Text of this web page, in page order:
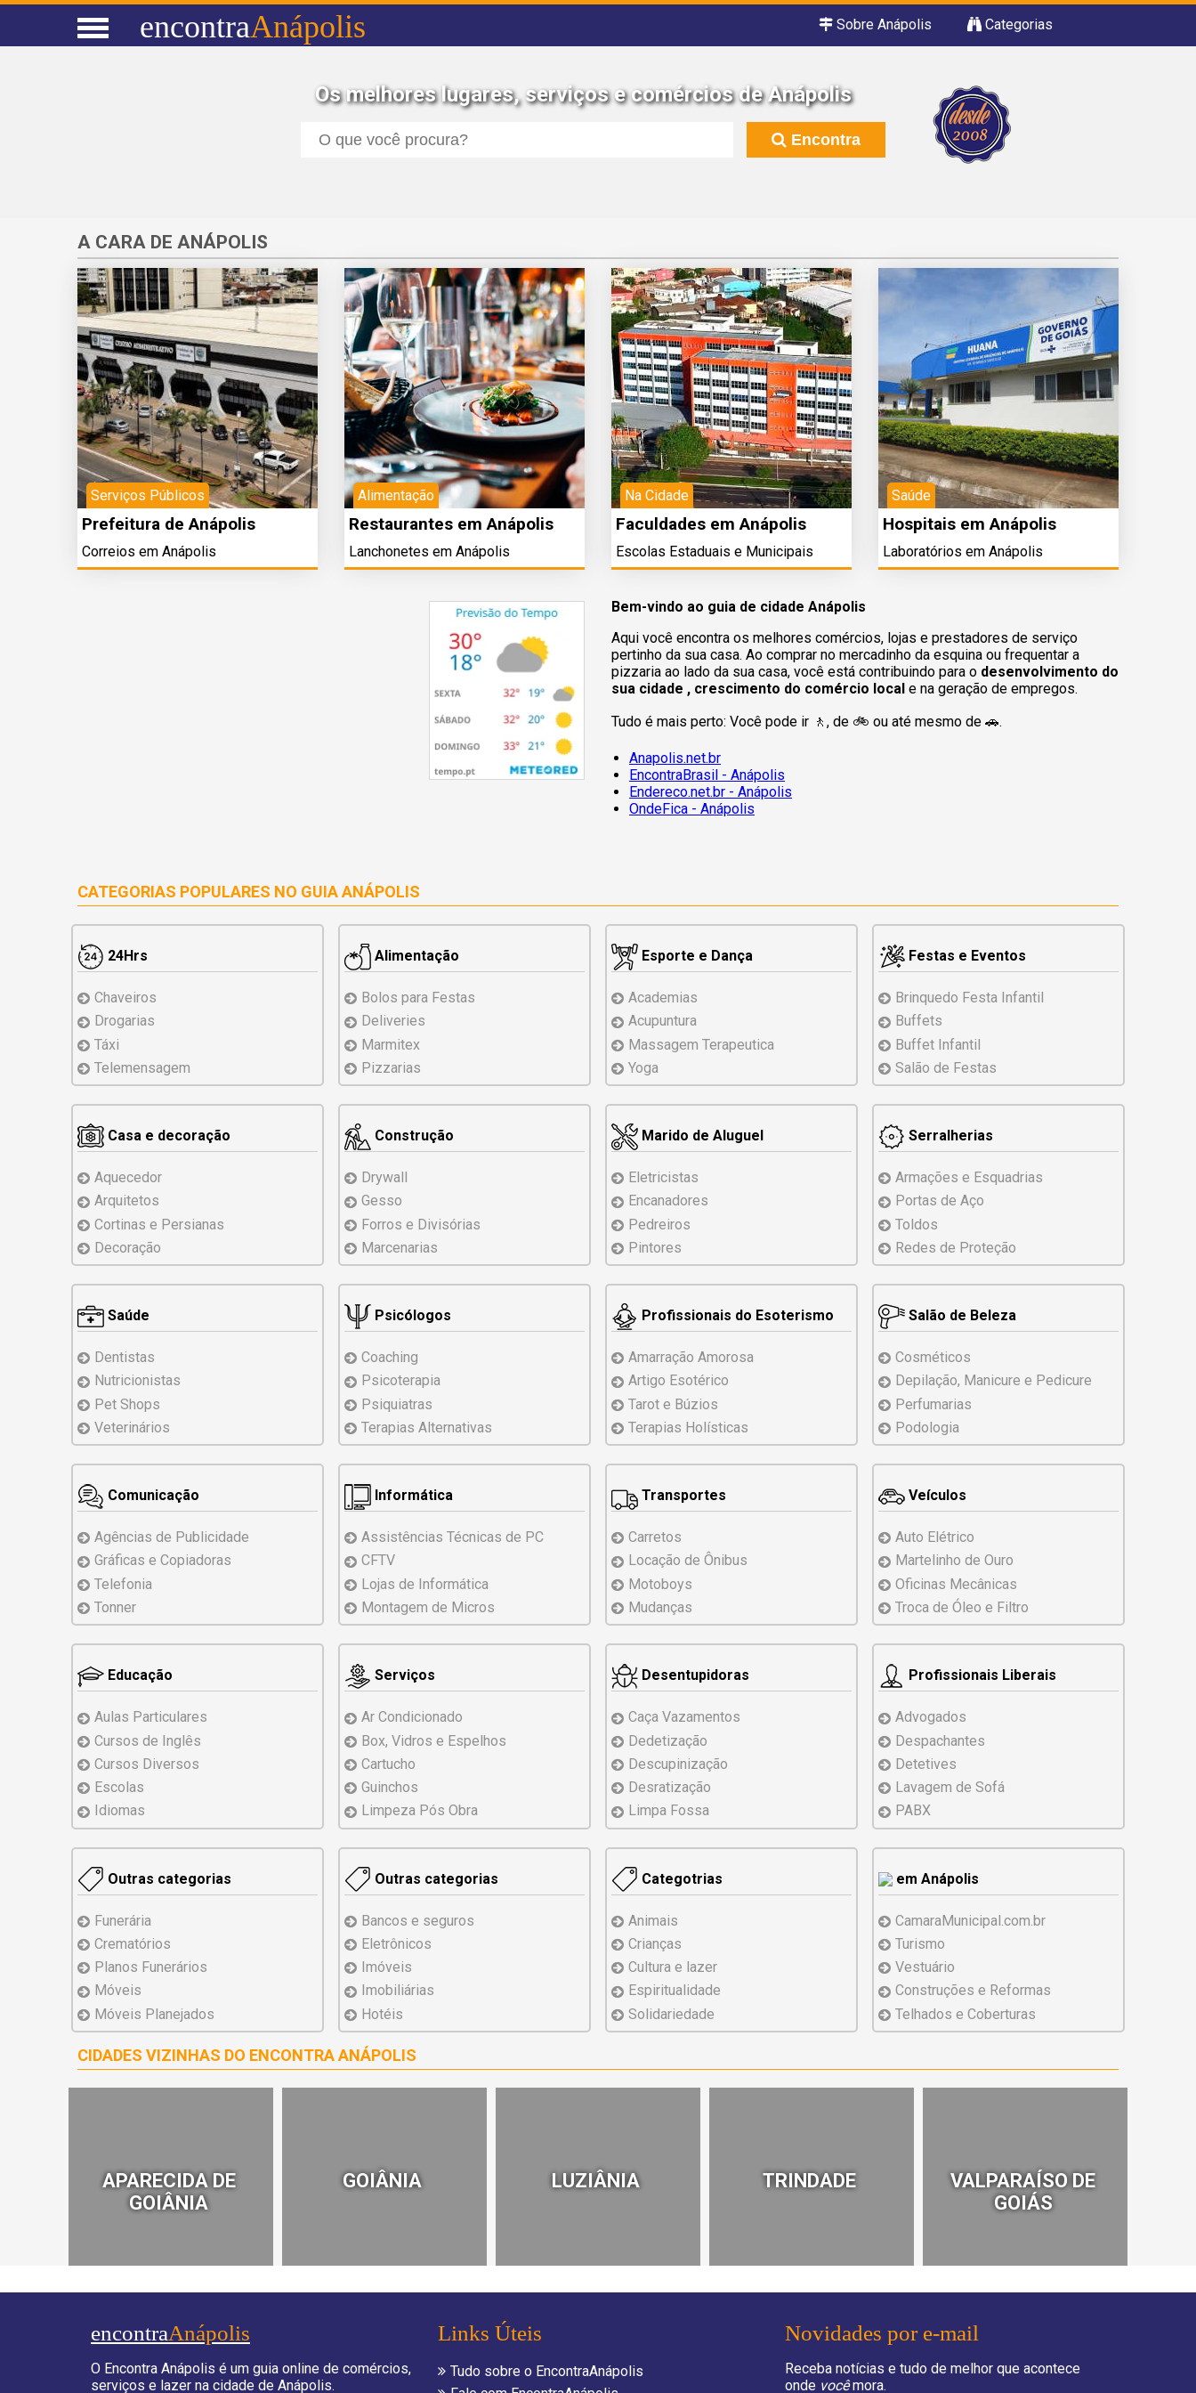
encontraAnápolis Sobre Anápolis Categorias
Os melhores lugares, serviços e comércios de Anápolis
Encontra
A CARA DE ANÁPOLIS
Serviços Públicos
Prefeitura de Anápolis
Correios em Anápolis
Alimentação
Restaurantes em Anápolis
Lanchonetes em Anápolis
Na Cidade
Faculdades em Anápolis
Escolas Estaduais e Municipais
Saúde
Hospitais em Anápolis
Laboratórios em Anápolis
Bem-vindo ao guia de cidade Anápolis
Aqui você encontra os melhores comércios, lojas e prestadores de serviço
pertinho da sua casa. Ao comprar no mercadinho da esquina ou frequentar a
pizzaria ao lado da sua casa, você está contribuindo para o desenvolvimento do
sua cidade , crescimento do comércio local e na geração de empregos.
Tudo é mais perto: Você pode ir 🚶‍, de 🚲 ou até mesmo de 🚗.
Anapolis.net.br
EncontraBrasil - Anápolis
Endereco.net.br - Anápolis
OndeFica - Anápolis
CATEGORIAS POPULARES NO GUIA ANÁPOLIS
24Hrs
Chaveiros
Drogarias
Táxi
Telemensagem
Alimentação
Bolos para Festas
Deliveries
Marmitex
Pizzarias
Esporte e Dança
Academias
Acupuntura
Massagem Terapeutica
Yoga
Festas e Eventos
Brinquedo Festa Infantil
Buffets
Buffet Infantil
Salão de Festas
Casa e decoração
Aquecedor
Arquitetos
Cortinas e Persianas
Decoração
Construção
Drywall
Gesso
Forros e Divisórias
Marcenarias
Marido de Aluguel
Eletricistas
Encanadores
Pedreiros
Pintores
Serralherias
Armações e Esquadrias
Portas de Aço
Toldos
Redes de Proteção
Saúde
Dentistas
Nutricionistas
Pet Shops
Veterinários
Psicólogos
Coaching
Psicoterapia
Psiquiatras
Terapias Alternativas
Profissionais do Esoterismo
Amarração Amorosa
Artigo Esotérico
Tarot e Búzios
Terapias Holísticas
Salão de Beleza
Cosméticos
Depilação, Manicure e Pedicure
Perfumarias
Podologia
Comunicação
Agências de Publicidade
Gráficas e Copiadoras
Telefonia
Tonner
Informática
Assistências Técnicas de PC
CFTV
Lojas de Informática
Montagem de Micros
Transportes
Carretos
Locação de Ônibus
Motoboys
Mudanças
Veículos
Auto Elétrico
Martelinho de Ouro
Oficinas Mecânicas
Troca de Óleo e Filtro
Educação
Aulas Particulares
Cursos de Inglês
Cursos Diversos
Escolas
Idiomas
Serviços
Ar Condicionado
Box, Vidros e Espelhos
Cartucho
Guinchos
Limpeza Pós Obra
Desentupidoras
Caça Vazamentos
Dedetização
Descupinização
Desratização
Limpa Fossa
Profissionais Liberais
Advogados
Despachantes
Detetives
Lavagem de Sofá
PABX
Outras categorias
Funerária
Crematórios
Planos Funerários
Móveis
Móveis Planejados
Outras categorias
Bancos e seguros
Eletrônicos
Imóveis
Imobiliárias
Hotéis
Categotrias
Animais
Crianças
Cultura e lazer
Espiritualidade
Solidariedade
em Anápolis
CamaraMunicipal.com.br
Turismo
Vestuário
Construções e Reformas
Telhados e Coberturas
CIDADES VIZINHAS DO ENCONTRA ANÁPOLIS
APARECIDA DE
GOIÂNIA
GOIÂNIA LUZIÂNIA TRINDADE
VALPARAÍSO DE
GOIÁS
encontraAnápolis
O Encontra Anápolis é um guia online de comércios,
serviços e lazer na cidade de Anápolis.
Links Úteis
Tudo sobre o EncontraAnápolis
Novidades por e-mail
Receba notícias e tudo de melhor que acontece
onde vocêmora.